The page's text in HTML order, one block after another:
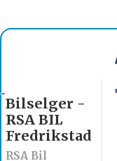
Bilselger
- RSA
BIL
Forus